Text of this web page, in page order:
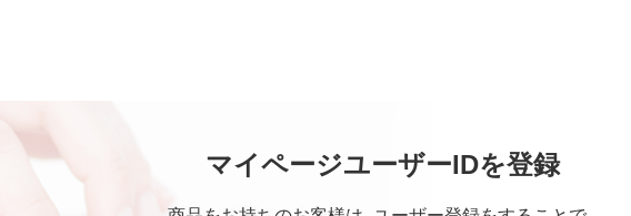
マイページユーザーIDを登録